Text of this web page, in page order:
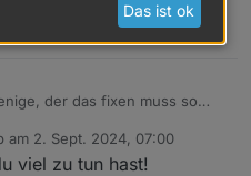
5
der das fixen muss so
am 2. Sept. 2024, 07:00
von
viel zu tun hast!
Das ist ok